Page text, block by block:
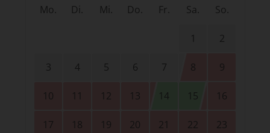
Mo. Di. Mi. Do. Fr. Sa. So.
1 2
3 4 5 6 7 8 9
10 11 12 13 14 15 16
17 18 19 20 21 22 23